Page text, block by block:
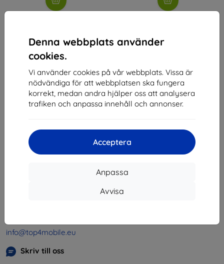
Denna webbplats använder
cookies.
Vi använder cookies på vår webbplats. Vissa är
nödvändiga för att webbplatsen ska fungera
korrekt, medan andra hjälper oss att analysera
trafiken och anpassa innehåll och annonser.
Acceptera
Anpassa
Avvisa
av totalt4.
Shield-SK s.r.o.
46701494
Momsregistreringsnummer:SK2023549671
info@top4mobile.eu
Skriv till oss